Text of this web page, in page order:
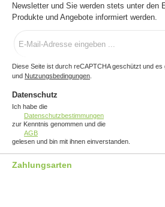
Newsletter und Sie werden stets unter den
Produkte und Angebote informiert werden.
Mail-
Diese Seite ist durch reCAPTCHA geschützt und es
und Nutzungsbedingungen
Datenschutz
Ich habe die
Datenschutzbestimmungen
zur Kenntnis genommen und die
AGB
gelesen und bin mit ihnen einverstanden.
Zahlungsarten